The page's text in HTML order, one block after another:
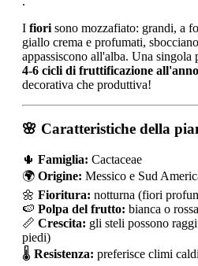
I fiori sono mozzafiato: grandi, a
giallo crema e profumati,
appassiscono all'alba. Una singola
4-6 cicli di fruttificazione all'anno
decorativa che produttiva!
🌸 Caratteristiche della
🌵 Famiglia: Cactaceae
🌍 Origine: Messico e Sud
🌼 Fioritura: notturna (fiori
🍉 Polpa del frutto: bianca o
📏 Crescita: gli steli possono
piedi)
🌡️ Resistenza: preferisce climi